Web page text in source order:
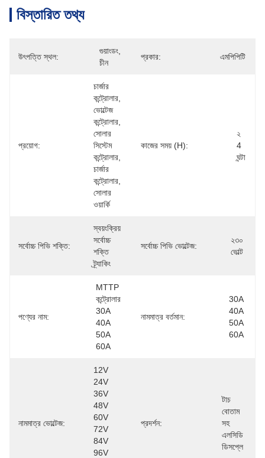
বিস্তারিত তথ্য
উৎপত্তি স্থল:
গুয়াংডং,
চীন
প্রকার: এমপিপিটি
প্রয়োগ:
চার্জার
কন্ট্রোলার,
ভোল্টেজ
কন্ট্রোলার,
সোলার
সিস্টেম
কন্ট্রোলার,
চার্জার
কন্ট্রোলার,
সোলার
ওয়ার্কি
কাজের সময় (h):
২
4
ঘন্টা
সর্বোচ্চ পিভি শক্তি:
স্বয়ংক্রিয়
সর্বোচ্চ
শক্তি
ট্র্যাকিং
সর্বোচ্চ পিভি ভোল্টেজ:
২৩০
ভোল্ট
পণ্যের নাম:
MTTP
কন্ট্রোলার
30A
40A
50A
60A
নামমাত্র বর্তমান:
30A
40A
50A
60A
নামমাত্র ভোল্টেজ:
12V
24V
36V
48V
60V
72V
84V
96V
প্রদর্শন:
টাচ
বোতাম
সহ
এলসিডি
ডিসপ্লে